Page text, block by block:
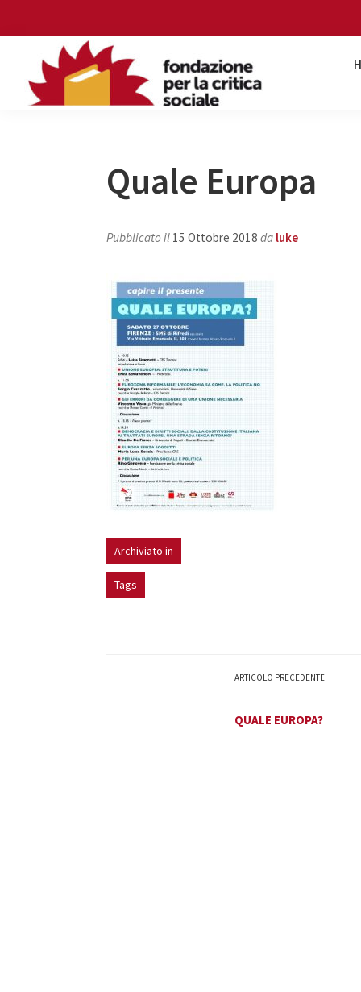
to
primary
navigation
to
content
to
primary
sidebar
to
Quale Europa
Pubblicato il 15 Ottobre 2018 da luke
Archiviato in
Tags
ARTICOLO PRECEDENTE
QUALE EUROPA?